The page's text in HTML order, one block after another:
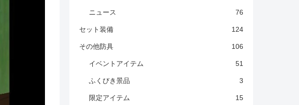
ニュース 76
セット装備 124
その他防具 106
イベントアイテム 51
ふくびき景品 3
限定アイテム 15